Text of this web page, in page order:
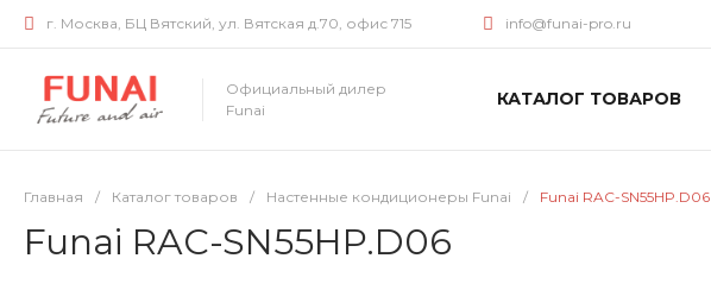
г. Москва, БЦ Вятский, ул. Вятская д.70, офис 715 info@funai-pro.ru
Официальный дилер
Funai
КАТАЛОГ ТОВАРОВ
Главная / Каталог товаров / Настенные кондиционеры Funai / Funai RAC-SN55HP.D06
Funai RAC-SN55HP.D06